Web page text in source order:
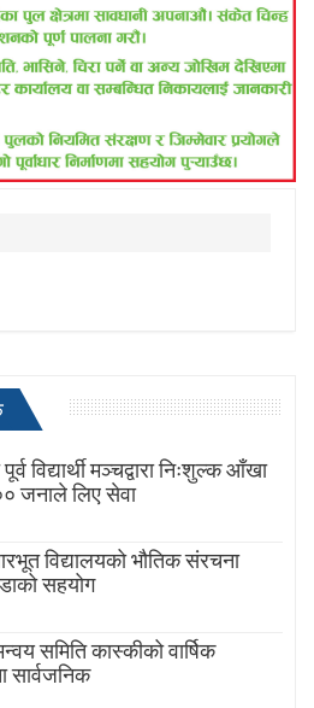
विद्यार्थी मञ्चद्वारा निःशुल्क आँखा
जनाले लिए सेवा
विद्यालयको भौतिक संरचना
सहयोग
समिति कास्कीको वार्षिक
सार्वजनिक